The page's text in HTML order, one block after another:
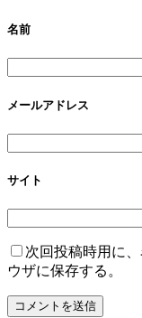
名前
メールアドレス
サイト
次回投稿時用に
ウザに保存する。